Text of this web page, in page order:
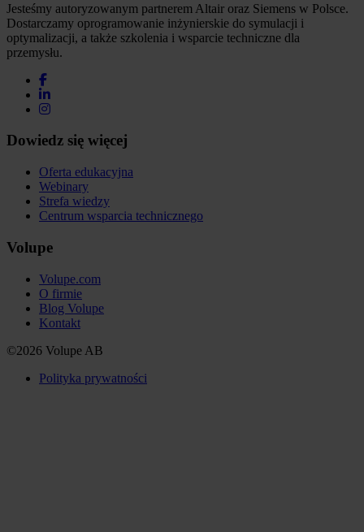
Jesteśmy autoryzowanym partnerem Altair oraz Siemens w Polsce.
Dostarczamy oprogramowanie inżynierskie do symulacji i
optymalizacji, a także szkolenia i wsparcie techniczne dla
przemysłu.
Dowiedz się więcej
Oferta edukacyjna
Webinary
Strefa wiedzy
Centrum wsparcia technicznego
Volupe
Volupe.com
O firmie
Blog Volupe
Kontakt
©2026 Volupe AB
Polityka prywatności